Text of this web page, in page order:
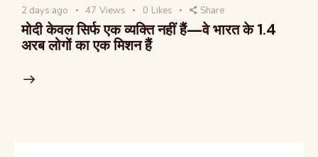
2 days ago 47 Views 0 Likes Share
मोदी केवल सिर्फ एक व्यक्ति नहीं हैं—वे भारत के 1.4
अरब लोगों का एक मिशन हैं